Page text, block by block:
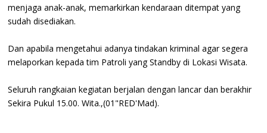
menjaga anak-anak, memarkirkan kendaraan ditempat yang
sudah disediakan.
Dan apabila mengetahui adanya tindakan kriminal agar segera
melaporkan kepada tim Patroli yang Standby di Lokasi Wisata.
Seluruh rangkaian kegiatan berjalan dengan lancar dan berakhir
Sekira Pukul 15.00. Wita.,(01"RED'Mad).